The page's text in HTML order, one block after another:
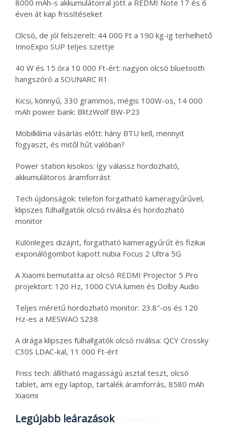
8000 mAh-s akkumulátorral jött a REDMI Note 17 és 6
éven át kap frissítéseket
Olcsó, de jól felszerelt: 44 000 Ft a 190 kg-ig terhelhető
InnoExpo SUP teljes szettje
40 W és 15 óra 10 000 Ft-ért: nagyon olcsó bluetooth
hangszóró a SOUNARC R1
Kicsi, könnyű, 330 grammos, mégis 100W-os, 14 000
mAh power bank: BlitzWolf BW-P23
Mobilklíma vásárlás előtt: hány BTU kell, mennyit
fogyaszt, és mitől hűt valóban?
Power station kisokos: így válassz hordozható,
akkumulátoros áramforrást
Tech újdonságok: telefon forgatható kameragyűrűvel,
klipszes fülhallgatók olcsó riválisa és hordozható
monitor
Különleges dizájnt, forgatható kameragyűrűt és fizikai
exponálógombot kapott nubia Focus 2 Ultra 5G
A Xiaomi bemutatta az olcsó REDMI Projector 5 Pro
projektort: 120 Hz, 1000 CVIA lumen és Dolby Audio
Teljes méretű hordozható monitor: 23.8″-os és 120
Hz-es a MESWAO S238
A drága klipszes fülhallgatók olcsó riválisa: QCY Crossky
C30S LDAC-kal, 11 000 Ft-ért
Friss tech: állítható magasságú asztal teszt, olcsó
tablet, ami egy laptop, tartalék áramforrás, 8580 mAh
Xiaomi
Legújabb leárazások